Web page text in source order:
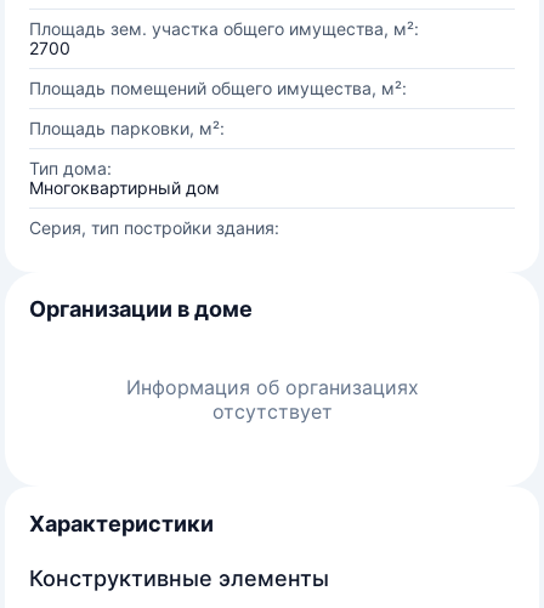
Площадь зем. участка общего имущества, м²:
2700
Площадь помещений общего имущества, м²:
Площадь парковки, м²:
Тип дома:
Многоквартирный дом
Серия, тип постройки здания:
Организации в доме
Информация об организациях
отсутствует
Характеристики
Конструктивные элементы